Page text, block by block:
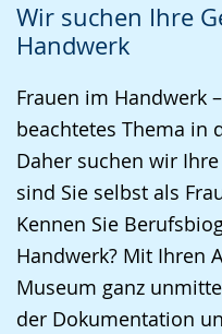
Wir suchen Ihre
Handwerk
Leichten
Sprache
wechseln.
Audio-
Unterstützung.
Video
in
Deutscher
Gebärdensprache
wird
angezeigt.
Frauen im Handwerk
beachtetes Thema in
Daher suchen wir
sind Sie selbst als
Kennen Sie
Handwerk? Mit Ihren
Museum ganz
der Dokumentation